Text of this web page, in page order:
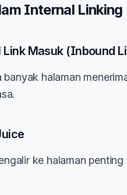
Internal Linking
Masuk (Inbound
halaman
ke halaman